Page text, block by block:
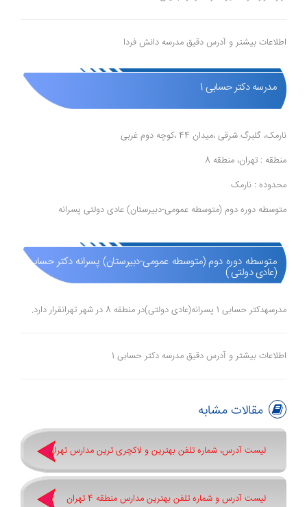
اطلاعات بیشتر و آدرس دقیق مدرسه دانش فردا
مدرسه دکتر حسابی 1
نارمک، گلبرگ شرقی ،میدان 44 ،کوچه دوم غربی
منطقه : تهران، منطقه 8
محدوده : نارمک
متوسطه دوره دوم (متوسطه عمومی-دبیرستان) عادی دولتی پسرانه
(عادی دولتی )
مدرسهدکتر حسابی 1 پسرانه(عادی دولتی)در منطقه 8 در شهر تهرانقرار دارد.
اطلاعات بیشتر و آدرس دقیق مدرسه دکتر حسابی 1
مقالات مشابه
لیست آدرس، شماره تلفن بهترین و لاکچری ترین مدارس تهران
لیست آدرس و شماره تلفن بهترین مدارس منطقه 4 تهران